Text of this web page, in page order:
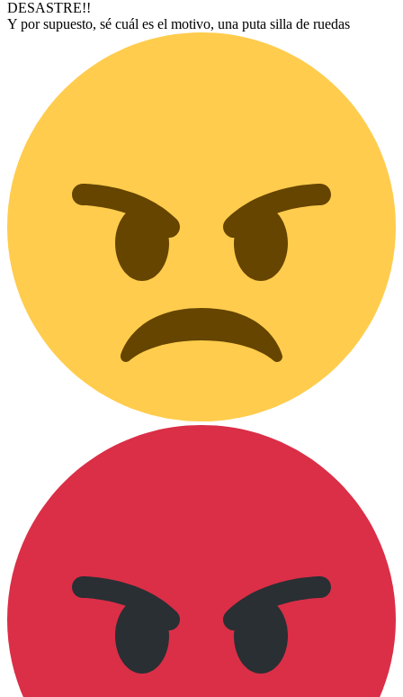
DESASTRE!!
Y por supuesto, sé cuál es el motivo, una puta silla de ruedas